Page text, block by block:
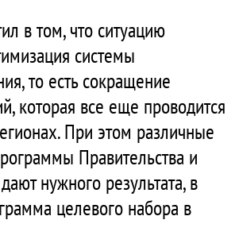
в том, что ситуацию
системы
то есть сокращение
которая все еще проводится
При этом различные
Правительства и
нужного результата, в
целевого набора в